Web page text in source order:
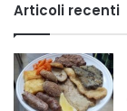
Articoli recenti